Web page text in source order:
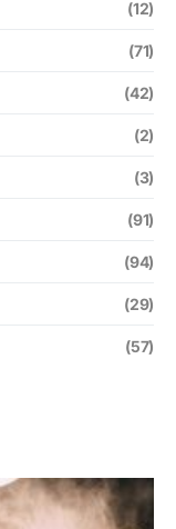
(12)
(71)
(42)
(2)
(3)
(91)
(94)
(29)
(57)